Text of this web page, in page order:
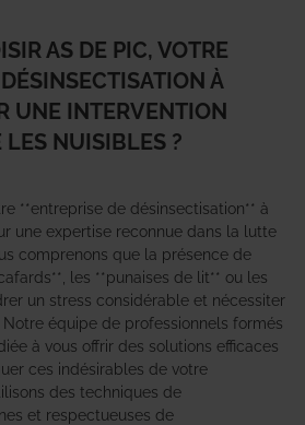
AS DE PIC, VOTRE
À
UNE INTERVENTION
LES NUISIBLES ?
**entreprise de désinsectisation** à
une expertise reconnue dans la lutte
comprenons que la présence de
les **punaises de lit** ou les
un stress considérable et nécessiter
équipe de professionnels formés
à vous offrir des solutions efficaces
ces indésirables de votre
des techniques de
et respectueuses de